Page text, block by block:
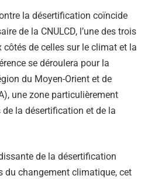
la désertification coïncide
de la CNULCD, l’une des trois
côtés de celles sur le climat et la
se déroulera pour la
du Moyen-Orient et de
une zone particulièrement
la désertification et de la
de la désertification
du changement climatique, cet